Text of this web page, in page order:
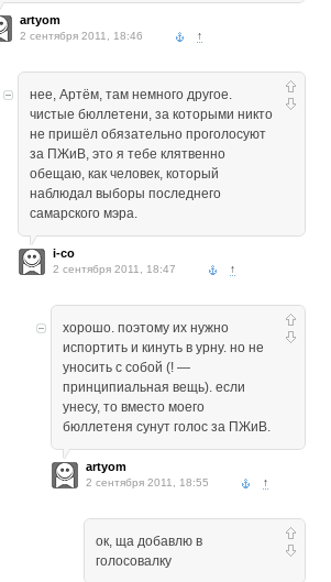
artyom
2 сентября 2011, 18:46 ↑
нее, Артём, там немного другое.
чистые бюллетени, за которыми никто
не пришёл обязательно проголосуют
за ПЖиВ, это я тебе клятвенно
обещаю, как человек, который
наблюдал выборы последнего
самарского мэра.
i-co
2 сентября 2011, 18:47 ↑
хорошо. поэтому их нужно
испортить и кинуть в урну. но не
уносить с собой (! —
принципиальная вещь). если
унесу, то вместо моего
бюллетеня сунут голос за ПЖиВ.
artyom
2 сентября 2011, 18:55 ↑
ок, ща добавлю в
голосовалку